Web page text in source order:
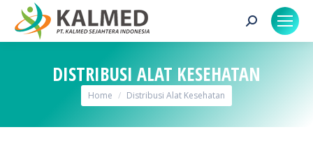
Search:
DISTRIBUSI ALAT KESEHATAN
You are here:
Home Distribusi Alat Kesehatan